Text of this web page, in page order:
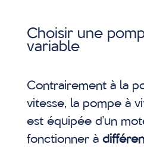
Choisir une
variable
Contrairement à la
vitesse, la pompe à
est équipée d’un
fonctionner à